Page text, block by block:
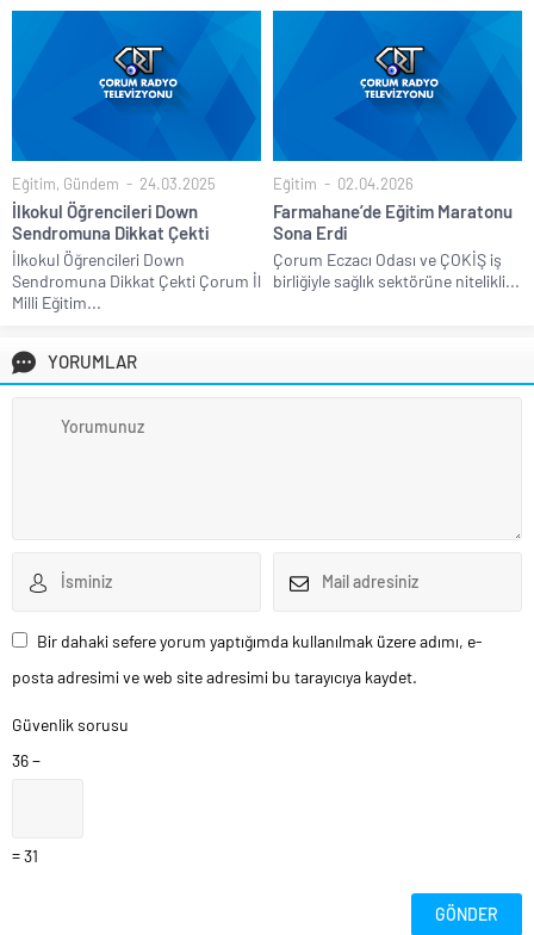
Eğitim, Gündem 24.03.2025
İlkokul Öğrencileri Down
Sendromuna Dikkat Çekti
İlkokul Öğrencileri Down
Sendromuna Dikkat Çekti Çorum İl
Milli Eğitim...
Eğitim 02.04.2026
Farmahane’de Eğitim Maratonu
Sona Erdi
Çorum Eczacı Odası ve ÇOKİŞ iş
birliğiyle sağlık sektörüne nitelikli...
YORUMLAR
Bir dahaki sefere yorum yaptığımda kullanılmak üzere adımı, e-
posta adresimi ve web site adresimi bu tarayıcıya kaydet.
Güvenlik sorusu
36 −
= 31